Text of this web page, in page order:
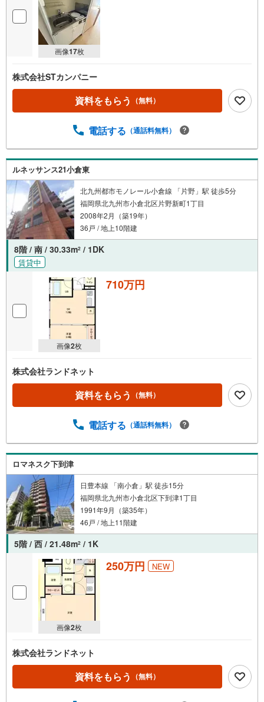
画像17枚
株式会社STカンパニー
資料をもらう （無料）
電話する （通話料無料）
ルネッサンス21小倉東
北九州都市モノレール小倉線 「片野」駅 徒歩5分
福岡県北九州市小倉北区片野新町1丁目
2008年2月（築19年）
36戸 / 地上10階建
8階 / 南 / 30.33m2 / 1DK
賃貸中
画像2枚
710万円
株式会社ランドネット
資料をもらう （無料）
電話する （通話料無料）
ロマネスク下到津
日豊本線 「南小倉」駅 徒歩15分
福岡県北九州市小倉北区下到津1丁目
1991年9月（築35年）
46戸 / 地上11階建
5階 / 西 / 21.48m2 / 1K
画像2枚
250万円 NEW
株式会社ランドネット
資料をもらう （無料）